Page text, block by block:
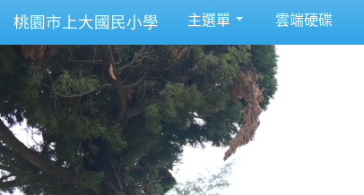
桃園市上大國民小學 主選單 雲端硬碟